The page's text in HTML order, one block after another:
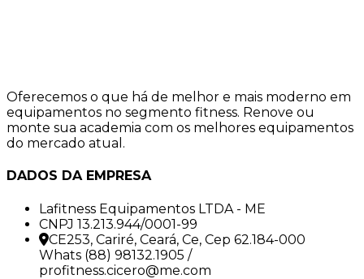
Oferecemos o que há de melhor e mais moderno em
equipamentos no segmento fitness. Renove ou
monte sua academia com os melhores equipamentos
do mercado atual.
DADOS DA EMPRESA
Lafitness Equipamentos LTDA - ME
CNPJ 13.213.944/0001-99
CE253, Cariré, Ceará, Ce, Cep 62.184-000
Whats (88) 98132.1905 /
profitness.cicero@me.com